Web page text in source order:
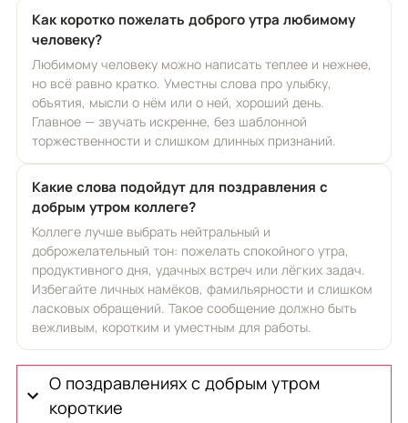
Как коротко пожелать доброго утра любимому
человеку?
Любимому человеку можно написать теплее и нежнее,
но всё равно кратко. Уместны слова про улыбку,
объятия, мысли о нём или о ней, хороший день.
Главное — звучать искренне, без шаблонной
торжественности и слишком длинных признаний.
Какие слова подойдут для поздравления с
добрым утром коллеге?
Коллеге лучше выбрать нейтральный и
доброжелательный тон: пожелать спокойного утра,
продуктивного дня, удачных встреч или лёгких задач.
Избегайте личных намёков, фамильярности и слишком
ласковых обращений. Такое сообщение должно быть
вежливым, коротким и уместным для работы.
О поздравлениях с добрым утром
короткие